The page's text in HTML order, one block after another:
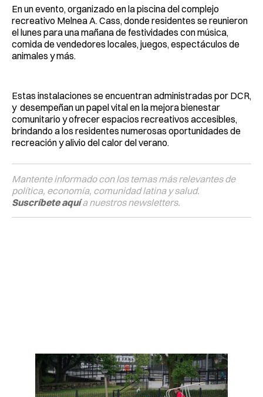
En un evento, organizado en la piscina del complejo
recreativo Melnea A. Cass, donde residentes se reunieron
el lunes para una mañana de festividades con música,
comida de vendedores locales, juegos, espectáculos de
animales y más.
Estas instalaciones se encuentran administradas por DCR,
y desempeñan un papel vital en la mejora bienestar
comunitario y ofrecer espacios recreativos accesibles,
brindando a los residentes numerosas oportunidades de
recreación y alivio del calor del verano.
Mantente informado con los temas más relevantes de
política, economía, comunidad latina y salud.
Suscríbete aquía nuestros newsletters.